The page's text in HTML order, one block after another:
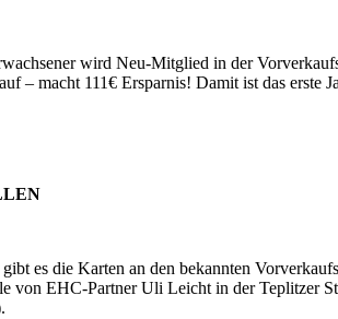
wird Neu-Mitglied in der
– macht 111€ Ersparnis! Damit ist das erste
es die Karten an den bekannten
von EHC-Partner Uli Leicht in der Teplitzer